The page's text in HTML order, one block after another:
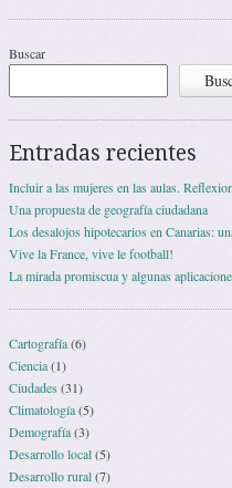
Buscar
Entradas recientes
Incluir a las mujeres en las aulas.
Una propuesta de geografía ciudadana
Los desalojos hipotecarios en Canarias:
Vive la France, vive le football!
La mirada promiscua y algunas
Cartografía(6)
Ciencia(1)
Ciudades (31)
Climatología(5)
Demografía(3)
Desarrollo local(5)
Desarrollo rural(7)